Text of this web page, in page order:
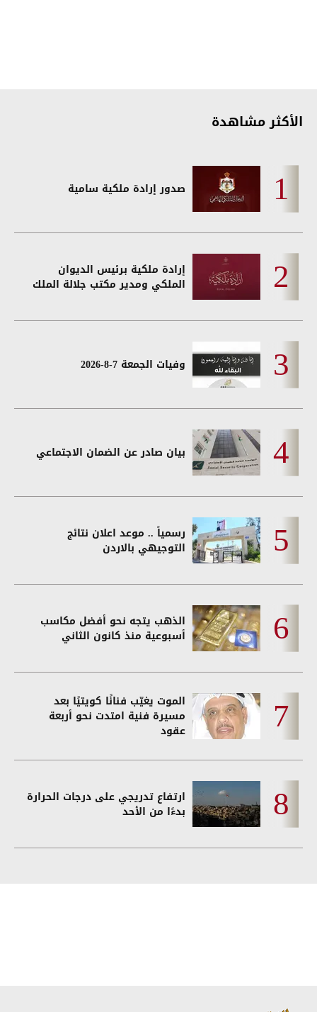
الأكثر مشاهدة
صدور إرادة ملكية سامية
إرادة ملكية برئيس الديوان
الملكي ومدير مكتب جلالة الملك
وفيات الجمعة 7-8-2026
بيان صادر عن الضمان الاجتماعي
رسمياً .. موعد اعلان نتائج
التوجيهي بالاردن
الذهب يتجه نحو أفضل مكاسب
أسبوعية منذ كانون الثاني
الموت يغيّب فنانًا كويتيًا بعد
مسيرة فنية امتدت نحو أربعة
عقود
ارتفاع تدريجي على درجات الحرارة
بدءًا من الأحد